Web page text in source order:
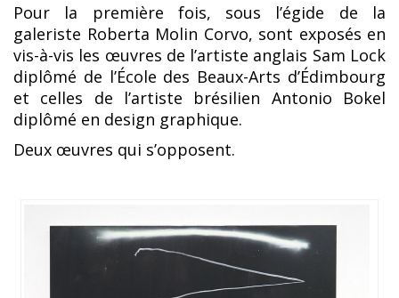
Pour la première fois, sous l’égide de la
galeriste Roberta Molin Corvo, sont exposés en
vis-à-vis les œuvres de l’artiste anglais Sam Lock
diplômé de l’École des Beaux-Arts d’Édimbourg
et celles de l’artiste brésilien Antonio Bokel
diplômé en design graphique.
Deux œuvres qui s’opposent.